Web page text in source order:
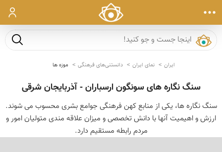
ورود
جست و
ایران نمای ایران دانستنی‌های فرهنگی موزه ها
سنگ نگاره های سونگون ارسباران - آذربایجان شرقی
سنگ نگاره ها، یکی از منابع کهن فرهنگی جوامع بشری محسوب می شوند.
ارزش و اهیمیت آنها با دانش تخصصی و میزان علاقه مندی متولیان امور و
مردم رابطه مستقیم دارد.